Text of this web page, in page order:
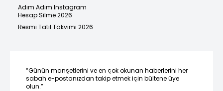
Adım Adım Instagram
Hesap Silme 2026
Resmi Tatil Takvimi 2026
“Günün manşetlerini ve en çok okunan haberlerini her
sabah e-postanızdan takip etmek için bültene üye
olun.”